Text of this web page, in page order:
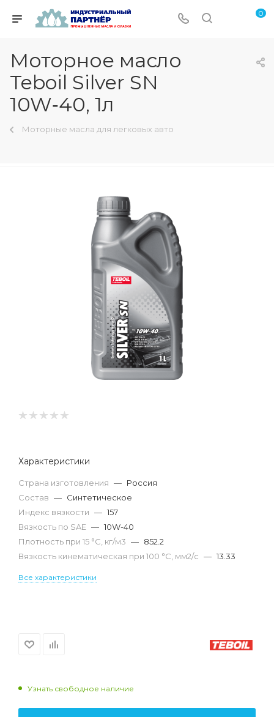
0
Моторное масло
Teboil Silver SN
10W‑40, 1л
Моторные масла для легковых авто
Характеристики
Страна изготовления — Россия
Состав — Синтетическое
Индекс вязкости — 157
Вязкость по SAE — 10W-40
Плотность при 15 °С, кг/м3 — 852.2
Вязкость кинематическая при 100 °С, мм2/с — 13.33
Все характеристики
Узнать свободное наличие